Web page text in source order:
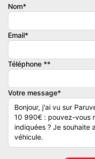
Garantie mécanique
12 mois
Nom*
Email*
Téléphone **
Votre message*